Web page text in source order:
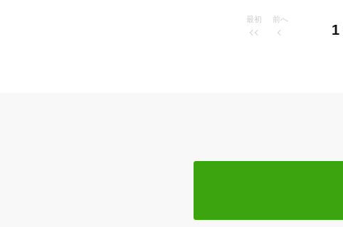
女性向けの特徴
最初 前へ
1